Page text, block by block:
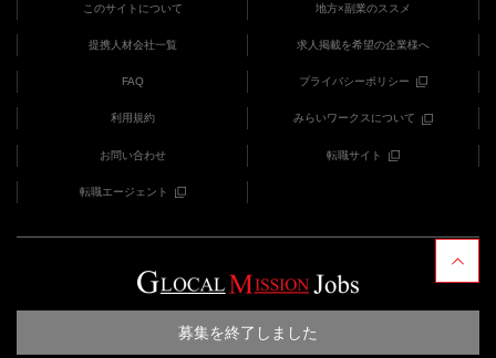
募集を終了しました
このサイトについて 地方×副業のススメ
提携人材会社一覧 求人掲載を希望の企業様へ
FAQ プライバシーポリシー
利用規約 みらいワークスについて
お問い合わせ 転職サイト
転職エージェント